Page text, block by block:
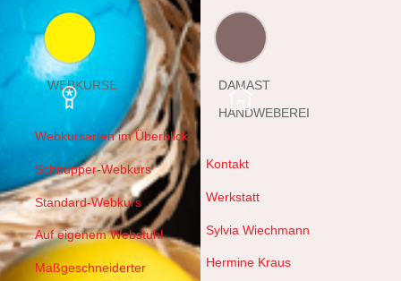
WEBKURSE
Webkursarten im Überblick
Schnupper-Webkurs
Standard-Webkurs
Auf eigenem Webstuhl
Maßgeschneiderter
DAMAST
HANDWEBEREI
Kontakt
Werkstatt
Sylvia Wiechmann
Hermine Kraus